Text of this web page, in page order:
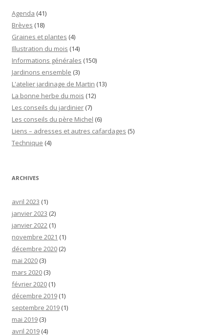
Agenda (41)
Brèves (18)
Graines et plantes (4)
Illustration du mois (14)
Informations générales (150)
Jardinons ensemble (3)
L'atelier jardinage de Martin (13)
La bonne herbe du mois (12)
Les conseils du jardinier (7)
Les conseils du père Michel (6)
Liens – adresses et autres cafardages (5)
Technique (4)
ARCHIVES
avril 2023 (1)
janvier 2023 (2)
janvier 2022 (1)
novembre 2021 (1)
décembre 2020 (2)
mai 2020 (3)
mars 2020 (3)
février 2020 (1)
décembre 2019 (1)
septembre 2019 (1)
mai 2019 (3)
avril 2019 (4)